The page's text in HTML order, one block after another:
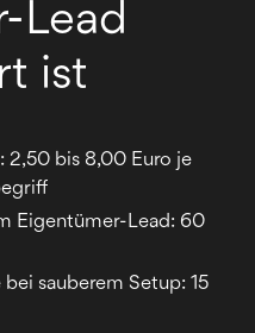
Lead
ist
2,50 bis 8,00 Euro je
Eigentümer-Lead: 60
sauberem Setup: 15